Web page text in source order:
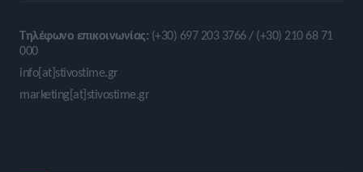
Τηλέφωνο επικοινωνίας: (+30) 697 203 3766 / (+30) 210 68 71
000
info[at]stivostime.gr
marketing[at]stivostime.gr